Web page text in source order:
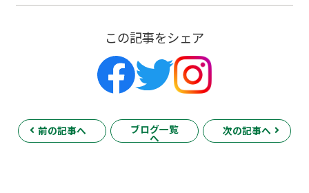
この記事をシェア
前の記事へ ブログ一覧
へ
次の記事へ